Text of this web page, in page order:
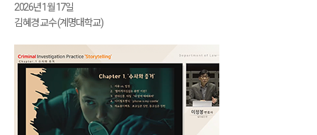
2026년 1월 17일
김혜경 교수 (계명대학교)